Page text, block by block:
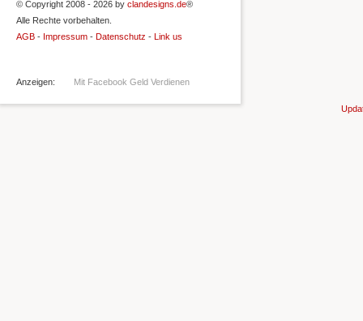
© Copyright 2008 - 2026 by clandesigns.de®
Alle Rechte vorbehalten.
AGB - Impressum - Datenschutz - Link us
Anzeigen: Mit Facebook Geld Verdienen